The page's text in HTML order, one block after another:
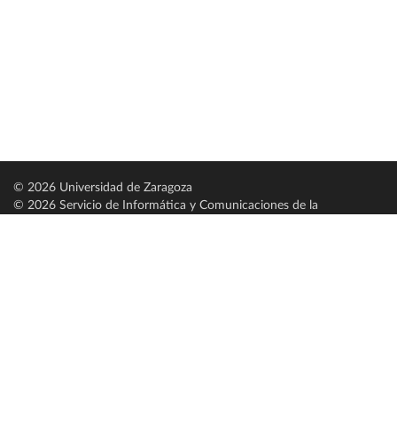
© 2026 Universidad de Zaragoza
© 2026 Servicio de Informática y Comunicaciones de la